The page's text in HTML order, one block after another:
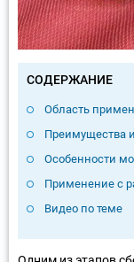
СОДЕРЖАНИЕ
Область
Преимущества
Особенности
Применение с
Видео по теме